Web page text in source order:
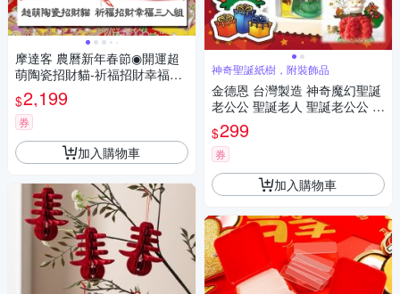
摩達客 農曆新年春節◉開運超
萌陶瓷招財貓-祈福招財幸福三
入組-撲滿存錢桶擺飾(含坐墊)
$2,199
券
加入購物車
神奇聖誕紙樹，附裝飾品
金德恩 台灣製造 神奇魔幻聖誕
老公公 聖誕老人 聖誕老公公 交
換禮物 聖誕節 老公公 聖誕 交
換禮物 開花樹
$299
券
加入購物車